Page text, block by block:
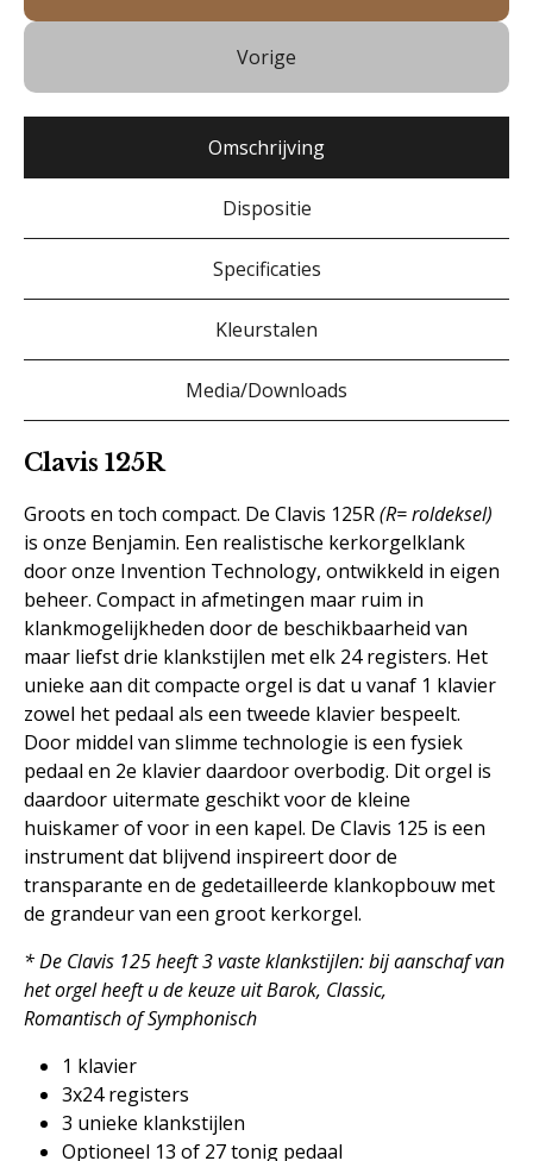
Vorige
Omschrijving
Dispositie
Specificaties
Kleurstalen
Media/Downloads
Clavis 125R
Groots en toch compact. De Clavis 125R(R= roldeksel)
is onze Benjamin. Een realistische kerkorgelklank
door onze Invention Technology, ontwikkeld in eigen
beheer. Compact in afmetingen maar ruim in
klankmogelijkheden door de beschikbaarheid van
maar liefst drie klankstijlen met elk 24 registers. Het
unieke aan dit compacte orgel is dat u vanaf 1 klavier
zowel het pedaal als een tweede klavier bespeelt.
Door middel van slimme technologie is een fysiek
pedaal en 2e klavier daardoor overbodig. Dit orgel is
daardoor uitermate geschikt voor de kleine
huiskamer of voor in een kapel. De Clavis 125 is een
instrument dat blijvend inspireert door de
transparante en de gedetailleerde klankopbouw met
de grandeur van een groot kerkorgel.
* De Clavis 125 heeft 3 vaste klankstijlen: bij aanschaf van
het orgel heeft u de keuze uit Barok, Classic,
Romantisch of Symphonisch
1 klavier
3х24 registers
3 unieke klankstijlen
Optioneel 13 of 27 tonig pedaal